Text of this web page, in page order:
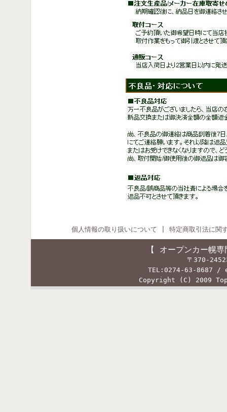
個人情報の取り扱いについて 特定商取引法に関
【 オープンカー幌
〒370-2452
TEL:0274-63-8687 /
Copyright (C) 2009